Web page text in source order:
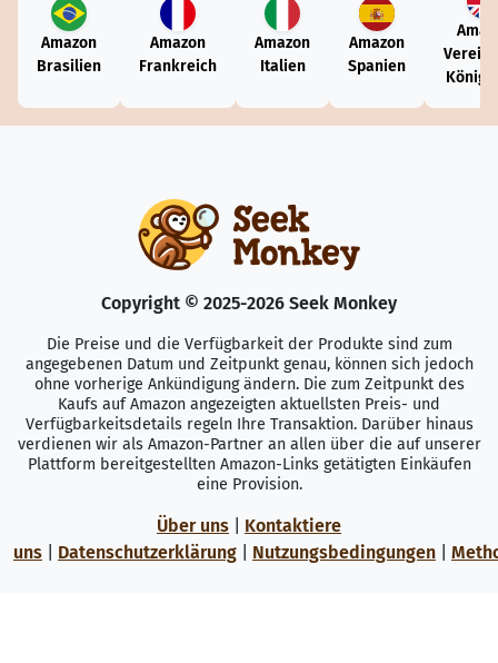
Amazon
Brasilien
Amazon
Frankreich
Amazon
Italien
Amazon
Spanien
Copyright © 2025-2026 Seek Monkey
Die Preise und die Verfügbarkeit der Produkte sind zum
angegebenen Datum und Zeitpunkt genau, können sich jedoch
ohne vorherige Ankündigung ändern. Die zum Zeitpunkt des
Kaufs auf Amazon angezeigten aktuellsten Preis- und
Verfügbarkeitsdetails regeln Ihre Transaktion. Darüber hinaus
verdienen wir als Amazon-Partner an allen über die auf unserer
Plattform bereitgestellten Amazon-Links getätigten Einkäufen
eine Provision.
Über uns
Kontaktiere
uns
Datenschutzerklärung Nutzungsbedingungen